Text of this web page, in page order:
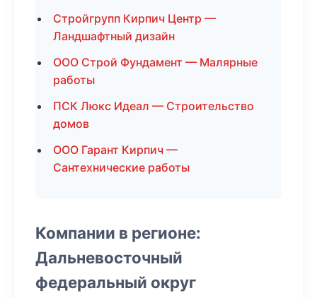
Стройгрупп Кирпич Центр —
Ландшафтный дизайн
ООО Строй Фундамент — Малярные
работы
ПСК Люкс Идеал — Строительство
домов
ООО Гарант Кирпич —
Сантехнические работы
Компании в регионе:
Дальневосточный
федеральный округ